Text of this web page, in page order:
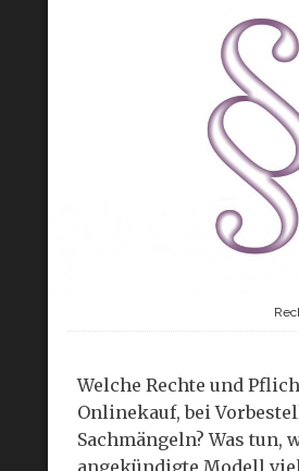
Welche Rechte und
Onlinekauf, bei
Sachmängeln? Was tun,
angekündigte Modell